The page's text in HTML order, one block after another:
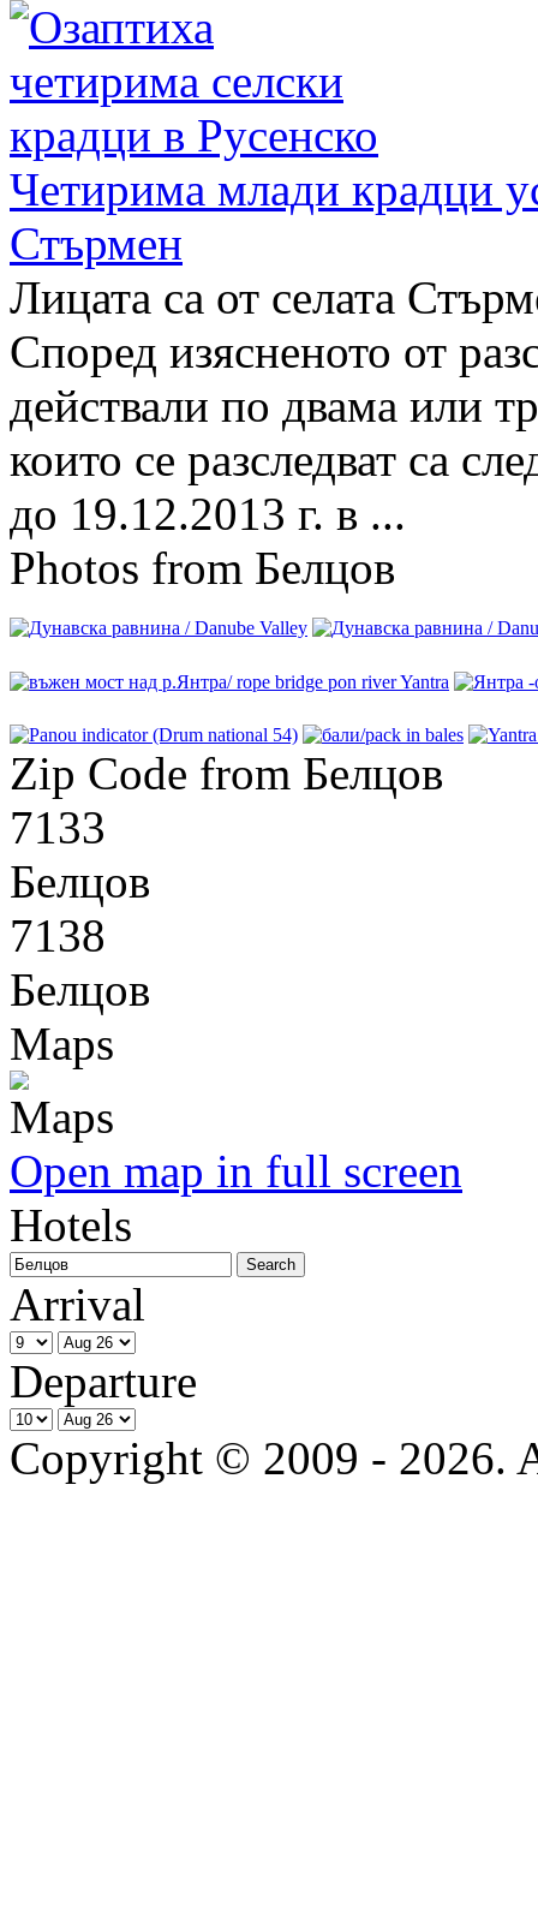
Четирима млади крадци
Стърмен
Лицата са от селата
Според изясненото от
действали по двама или
които се разследват са
до 19.12.2013 г. в ...
Photos from Белцов
Zip Code from Белцов
7133
Белцов
7138
Белцов
Maps
Open map in full screen
Hotels
Arrival
Departure
Copyright © 2009 - 2026.